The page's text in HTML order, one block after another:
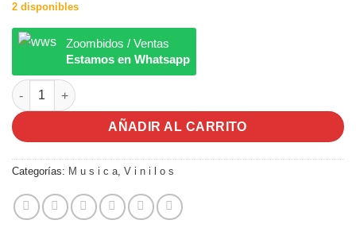
2 disponibles
Zoombidos / Ventas
Estamos en Whatsapp
Por Acanga | Los Tres | Vinilo cantidad
AÑADIR AL CARRITO
Categorías: M u s i c a, V i n i l o s